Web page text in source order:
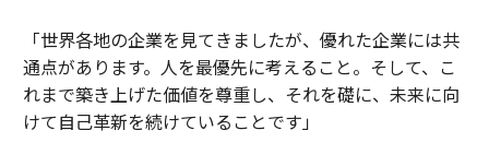
「世界各地の企業を見てきましたが、優れた企業には共
通点があります。人を最優先に考えること。そして、こ
れまで築き上げた価値を尊重し、それを礎に、未来に向
けて自己革新を続けていることです」